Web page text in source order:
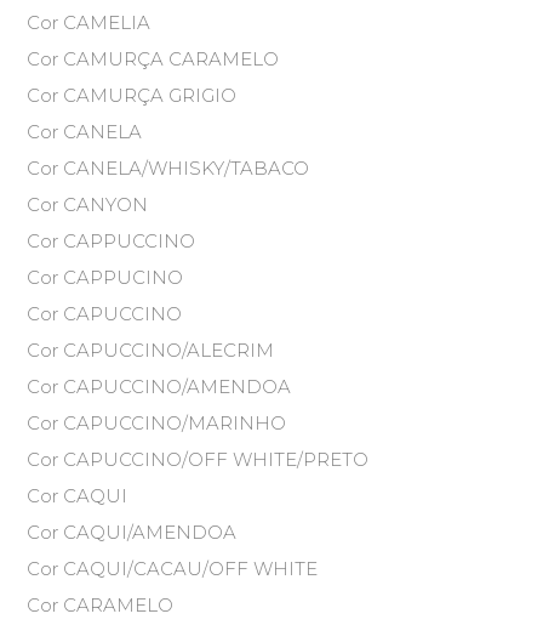
Cor CAMELIA
Cor CAMURÇA CARAMELO
Cor CAMURÇA GRIGIO
Cor CANELA
Cor CANELA/WHISKY/TABACO
Cor CANYON
Cor CAPPUCCINO
Cor CAPPUCINO
Cor CAPUCCINO
Cor CAPUCCINO/ALECRIM
Cor CAPUCCINO/AMENDOA
Cor CAPUCCINO/MARINHO
Cor CAPUCCINO/OFF WHITE/PRETO
Cor CAQUI
Cor CAQUI/AMENDOA
Cor CAQUI/CACAU/OFF WHITE
Cor CARAMELO